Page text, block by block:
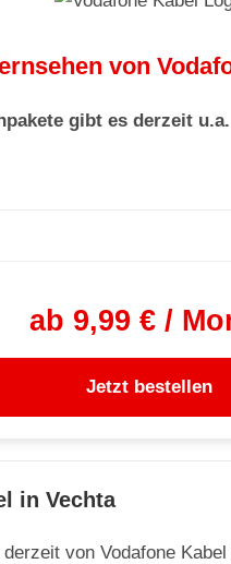
von
gibt es derzeit
ab 9,99 € /
Jetzt bestellen
in Vechta
von Vodafone